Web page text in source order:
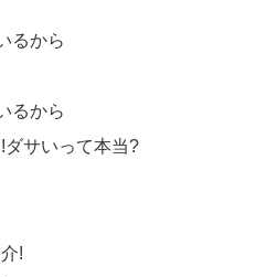
るから
るから
サいって本当?
!